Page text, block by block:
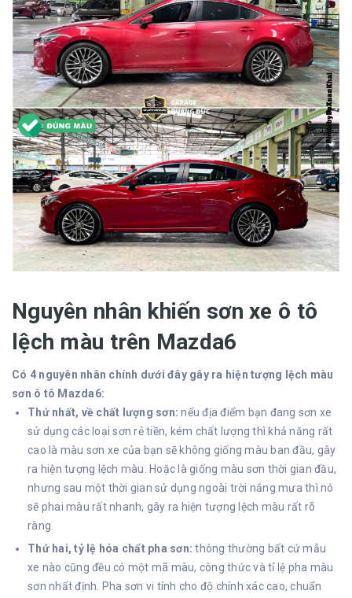
Nguyên nhân khiến sơn xe ô tô
lệch màu trên Mazda6
Có 4 nguyên nhân chính dưới đây gây ra hiện tượng lệch màu
sơn ô tô Mazda6:
Thứ nhất, về chất lượng sơn:nếu địa điểm bạn đang sơn xe
sử dụng các loại sơn rẻ tiền, kém chất lượng thì khả năng rất
cao là màu sơn xe của bạn sẽ không giống màu ban đầu, gây
ra hiện tượng lệch màu. Hoặc là giống màu sơn thời gian đầu,
nhưng sau một thời gian sử dụng ngoài trời nắng mưa thì nó
sẽ phai màu rất nhanh, gây ra hiện tượng lệch màu rất rõ
ràng.
Thứ hai, tỷ lệ hóa chất pha sơn:thông thường bất cứ mẫu
xe nào cũng đều có một mã màu, công thức và tỉ lệ pha màu
sơn nhất định. Pha sơn vi tính cho độ chính xác cao, chuẩn